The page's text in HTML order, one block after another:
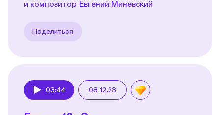
и композитор Евгений Миневский
Поделиться
03:44 08.12.23